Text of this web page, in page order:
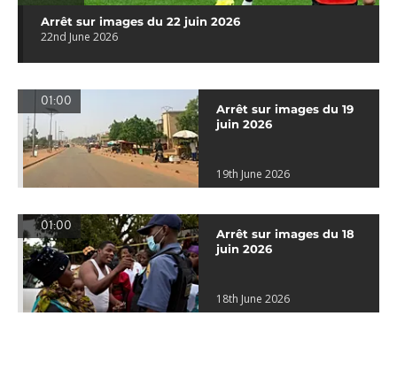
Arrêt sur images du 22 juin 2026
22nd June 2026
01:00
Arrêt sur images du 19
juin 2026
19th June 2026
01:00
Arrêt sur images du 18
juin 2026
18th June 2026